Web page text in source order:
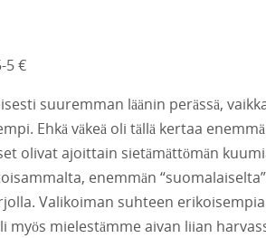
5 €
suuremman läänin perässä,
Ehkä väkeä oli tällä kertaa
olivat ajoittain sietämättömän
enemmän “suomalaiselta”
Valikoiman suhteen erikoisempia
mielestämme aivan liian